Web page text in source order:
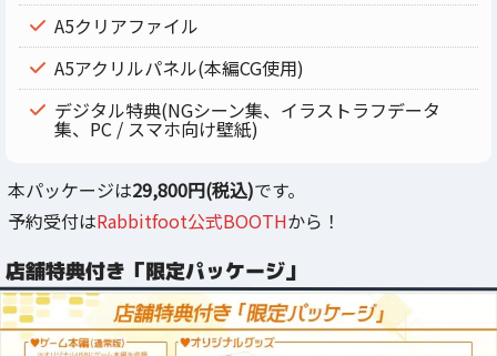
A5クリアファイル
A5アクリルパネル(本編CG使用)
デジタル特典(NGシーン集、イラストラフデータ
集、PC / スマホ向け壁紙)
本パッケージは29,800円(税込)です。
予約受付はRabbitfoot公式BOOTHから！
店舗特典付き「限定パッケージ」